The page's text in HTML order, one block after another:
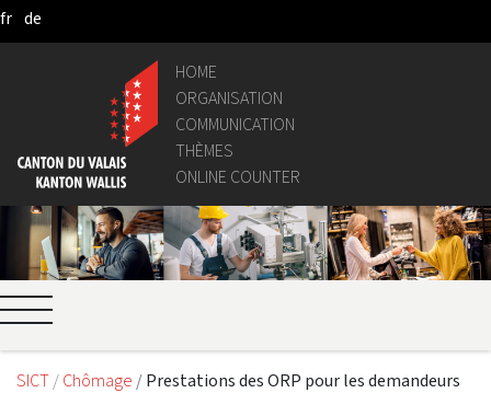
Skip to Main Content
fr de
HOME
ORGANISATION
COMMUNICATION
THÈMES
ONLINE COUNTER
SICT Chômage
Prestations des ORP pour les demandeurs